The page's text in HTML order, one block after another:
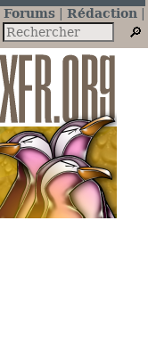
Forums
Rédaction